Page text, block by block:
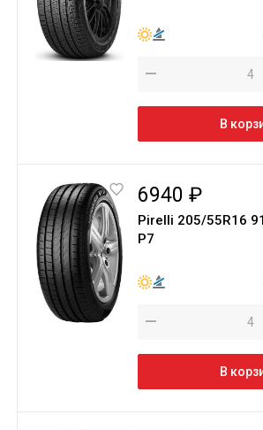
—
В
6940 ₽
Pirelli 205/55R16
P7
—
В